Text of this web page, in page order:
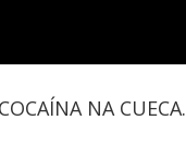
NA CUECA.